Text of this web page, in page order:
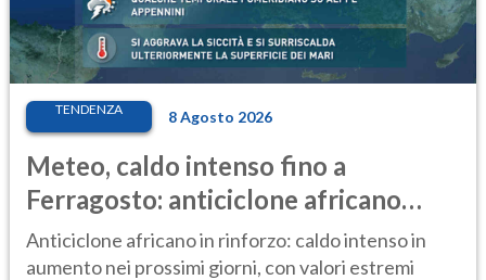
TENDENZA 8 Agosto 2026
Meteo, caldo intenso fino a
Ferragosto: anticiclone africano
ancora protagonista
Anticiclone africano in rinforzo: caldo intenso in
aumento nei prossimi giorni, con valori estremi